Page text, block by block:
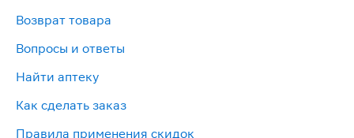
Возврат товара
Вопросы и ответы
Найти аптеку
Как сделать заказ
Правила применения скидок